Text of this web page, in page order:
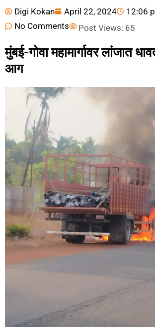
Digi Kokan April 22, 2024
12:06
No Comments
Post Views: 65
मुंबई-गोवा महामार्गावर लांजात
आग